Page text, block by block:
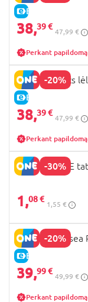
E-KAINA
38,39 €
47,99 €
Perkant
-20%
E-KAINA
BARBIE Basics
38,39 €
47,99 €
Perkant
-30%
BARBIE CORE
1,08 €
1,55 €
-20%
E-KAINA
BARBIE Chelsea
39,99 €
49,99 €
Perkant